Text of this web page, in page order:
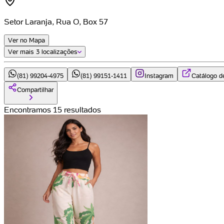
Setor Laranja, Rua O, Box 57
Ver no Mapa
Ver mais 3 localizações
(81) 99204-4975 (81) 99151-1411 Instagram
Catálogo
Compartilhar
Encontramos 15 resultados